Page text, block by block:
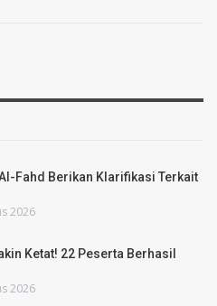
Fahd Berikan Klarifikasi Terkait
2026
Ketat! 22 Peserta Berhasil
2026